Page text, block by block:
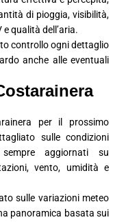
di pioggia, visibilità,
qualità dell’aria.
controllo ogni dettaglio
anche alle eventuali
per il prossimo
sulle condizioni
aggiornati su
vento, umidità e
sulle variazioni meteo
panoramica basata sui